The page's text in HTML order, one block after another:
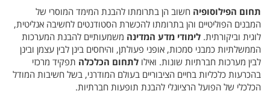
תחום הפילוסופיה חשוב הן בתרומתו להבנת המימד המוסרי של
המבנים הפוליטיים והן בתרומתו להכשרת הסטודנטים לחשיבה אנליטית,
לוגית וביקורתית. לימודי מדע המדינה משמעותיים להבנת המערכות
הממשלתיות כמבני סמכות, אופני פעולתן, והיחסים בינן לבין עצמן ובינן
לבין מערכות חברתיות שונות. ואילו לתחום הכלכלה תפקיד מרכזי
בהכרעות כלכליות בחיים הציבוריים בעולם המודרני, בשל חשיבות המודל
הכלכלי של הפועל הרציונלי להבנת תופעות חברתיות.